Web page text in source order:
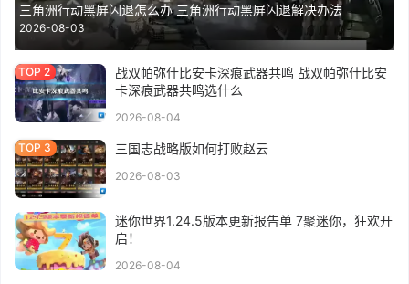
三角洲行动黑屏闪退怎么办 三角洲行动黑屏闪退解决办法
2026-08-03
战双帕弥什比安卡深痕武器共鸣 战双帕弥什比安
卡深痕武器共鸣选什么
2026-08-04
三国志战略版如何打败赵云
2026-08-03
迷你世界1.24.5版本更新报告单 7聚迷你，狂欢开
启！
2026-08-04